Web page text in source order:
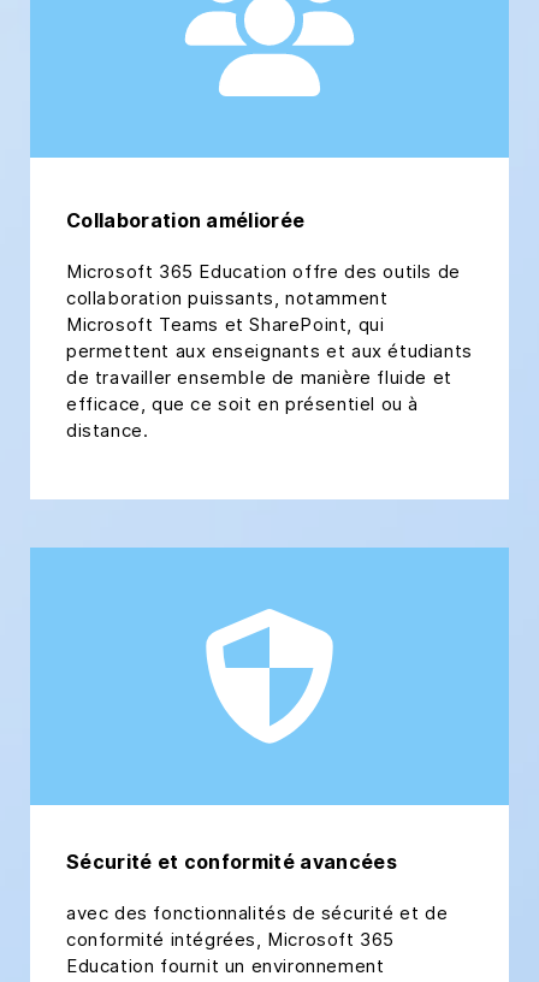
Collaboration améliorée
Microsoft 365 Education offre des outils de
collaboration puissants, notamment
Microsoft Teams et SharePoint, qui
permettent aux enseignants et aux étudiants
de travailler ensemble de manière fluide et
efficace, que ce soit en présentiel ou à
distance.
Sécurité et conformité avancées
avec des fonctionnalités de sécurité et de
conformité intégrées, Microsoft 365
Education fournit un environnement